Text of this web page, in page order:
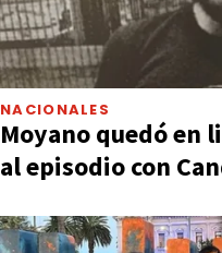
NACIONALES
Moyano quedó en
al episodio con